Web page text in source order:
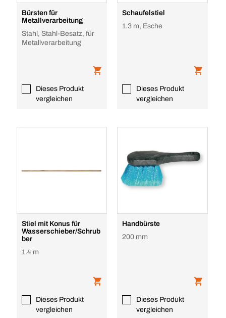
Bürsten für
Metallverarbeitung
Stahl, Stahl-Besatz, für
Metallverarbeitung
Dieses Produkt
vergleichen
Schaufelstiel
1.3 m, Esche
Dieses Produkt
vergleichen
Stiel mit Konus für
Wasserschieber/Schrub
ber
1.4 m
Dieses Produkt
vergleichen
Handbürste
200 mm
Dieses Produkt
vergleichen